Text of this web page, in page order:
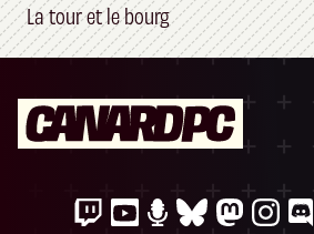
La tour et le bourg